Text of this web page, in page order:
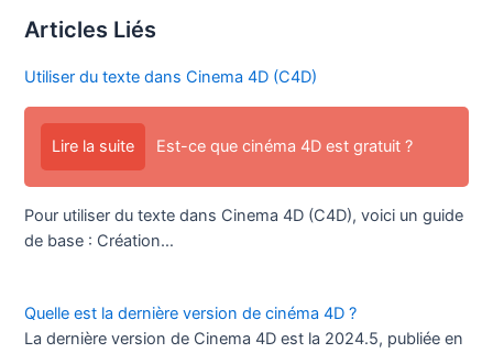
Articles Liés
Utiliser du texte dans Cinema 4D (C4D)
Lire la suite Est-ce que cinéma 4D est gratuit ?
Pour utiliser du texte dans Cinema 4D (C4D), voici un guide
de base : Création…
Quelle est la dernière version de cinéma 4D ?
La dernière version de Cinema 4D est la 2024.5, publiée en